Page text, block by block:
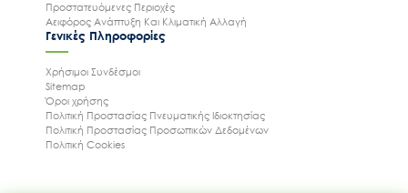
Προστατευόμενες Περιοχές
Αειφόρος Ανάπτυξη Και Κλιματική Αλλαγή
Γενικές Πληροφορίες
Χρήσιμοι Συνδέσμοι
Sitemap
Όροι χρήσης
Πολιτική Προστασίας Πνευματικής Ιδιοκτησίας
Πολιτική Προστασίας Προσωπικών Δεδομένων
Πολιτική Cookies